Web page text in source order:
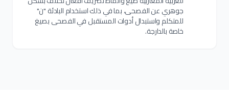
جوهري عن الفصحى، بما في ذلك استخدام البادئة "ن"
للمتكلم واستبدال أدوات المستقبل في الفصحى بصيغ
خاصة بالدارجة.